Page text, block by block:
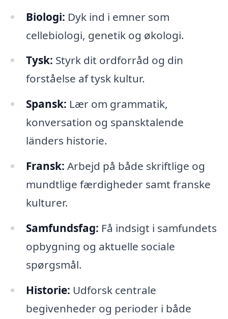
Biologi: Dyk ind i emner som
cellebiologi, genetik og økologi.
Tysk: Styrk dit ordforråd og din
forståelse af tysk kultur.
Spansk: Lær om grammatik,
konversation og spansktalende
länders historie.
Fransk: Arbejd på både skriftlige og
mundtlige færdigheder samt franske
kulturer.
Samfundsfag: Få indsigt i samfundets
opbygning og aktuelle sociale
spørgsmål.
Historie: Udforsk centrale
begivenheder og perioder i både